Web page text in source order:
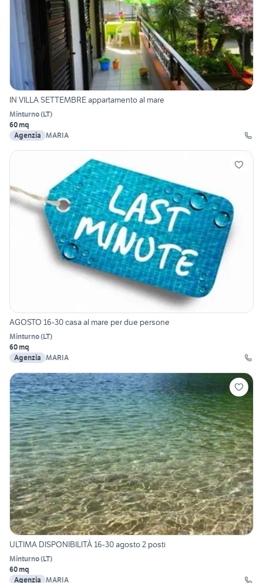
IN VILLA SETTEMBRE appartamento al mare
Minturno(LT)
60 mq
Agenzia MARIA
AGOSTO 16-30 casa al mare per due persone
Minturno(LT)
60 mq
Agenzia MARIA
ULTIMA DISPONIBILITÀ 16-30 agosto 2 posti
Minturno(LT)
60 mq
Agenzia MARIA